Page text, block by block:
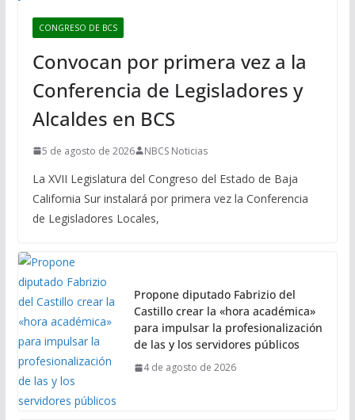
CONGRESO DE BCS
Convocan por primera vez a la
Conferencia de Legisladores y
Alcaldes en BCS
5 de agosto de 2026 NBCS Noticias
La XVII Legislatura del Congreso del Estado de Baja
California Sur instalará por primera vez la Conferencia
de Legisladores Locales,
Propone diputado Fabrizio del
Castillo crear la «hora académica»
para impulsar la profesionalización
de las y los servidores públicos
4 de agosto de 2026